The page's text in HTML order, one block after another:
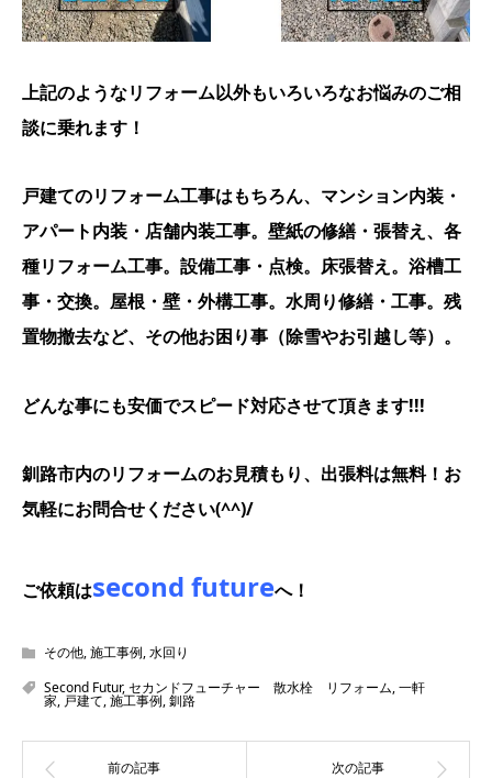
上記のようなリフォーム以外もいろいろなお悩みのご相
談に乗れます！
戸建てのリフォーム工事はもちろん、マンション内装・
アパート内装・店舗内装工事。壁紙の修繕・張替え、各
種リフォーム工事。設備工事・点検。床張替え。浴槽工
事・交換。屋根・壁・外構工事。水周り修繕・工事。残
置物撤去など、その他お困り事（除雪やお引越し等）。
どんな事にも安価でスピード対応させて頂きます!!!
釧路市内のリフォームのお見積もり、出張料は無料！お
気軽にお問合せください(^^)/
ご依頼はsecond futureへ！
その他,施工事例,水回り
Second Futur,セカンドフューチャー 散水栓 リフォーム,一軒
家, 戸建て,施工事例,釧路